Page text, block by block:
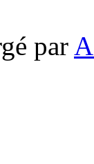
par